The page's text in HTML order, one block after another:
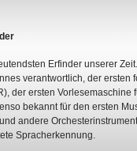
Erfinder unserer
verantwortlich, der ersten
der ersten Vorlesemaschine
bekannt für den ersten
andere
Spracherkennung.